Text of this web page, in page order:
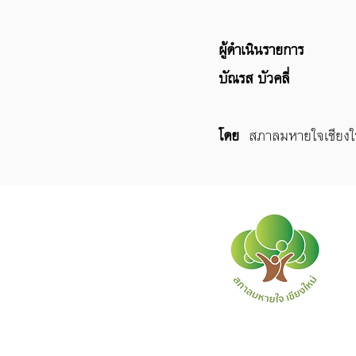
ผู้ดำเนินรายการ
บัณรส​ บัวคลี่
โดย สภาลมหายใจเชียง